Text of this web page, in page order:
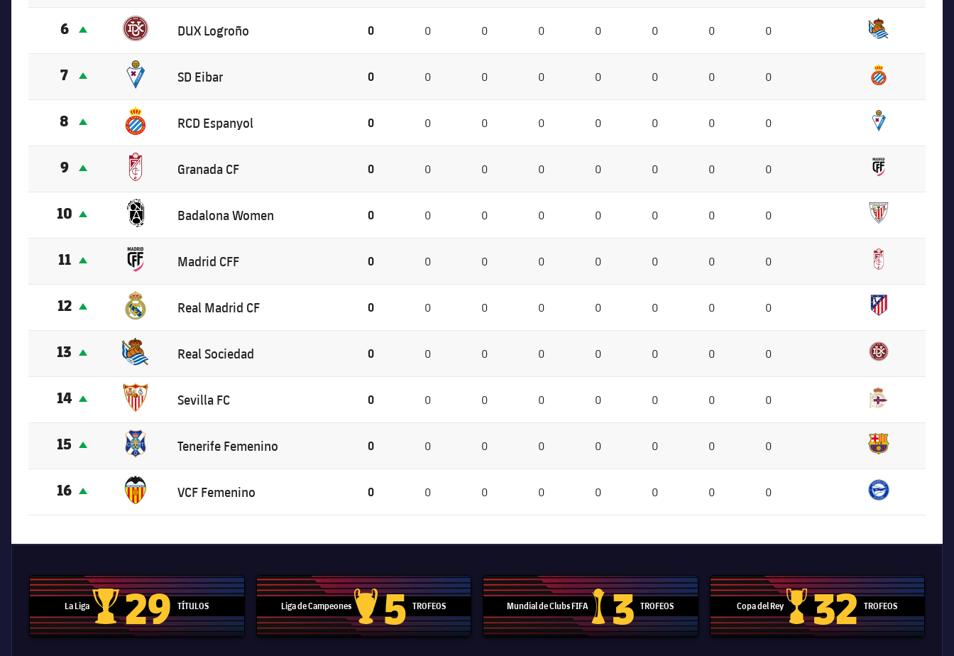
6 DUX Logroño 0 0 0 0 0 0 0 0
7 SD Eibar 0 0 0 0 0 0 0 0
8 RCD Espanyol 0 0 0 0 0 0 0 0
9 Granada CF 0 0 0 0 0 0 0 0
10 Badalona Women 0 0 0 0 0 0 0 0
11 Madrid CFF 0 0 0 0 0 0 0 0
12 Real Madrid CF 0 0 0 0 0 0 0 0
13 Real Sociedad 0 0 0 0 0 0 0 0
14 Sevilla FC 0 0 0 0 0 0 0 0
15 Tenerife Femenino 0 0 0 0 0 0 0 0
16 VCF Femenino 0 0 0 0 0 0 0 0
La Liga
Trofeo de La Liga
29 TÍTULOS Liga de Campeones
Trofeo de la Liga de Campeones
5 TROFEOS Mundial de Clubs FIFA
Trofeo del Mundial de Clubes
3 TROFEOS Copa del Rey
Copa del Rey
32 TROFEOS